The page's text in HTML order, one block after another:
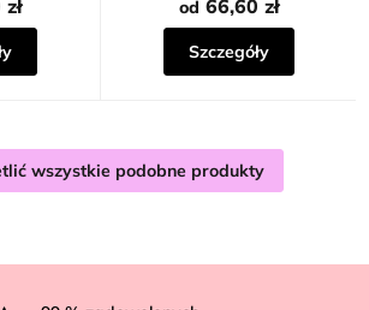
od 66,60 zł
Szczegóły
wszystkie podobne produkty